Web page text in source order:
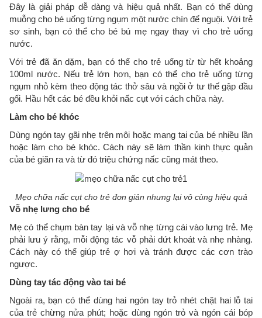
Đây là giải pháp dễ dàng và hiệu quả nhất. Bạn có thể dùng
muỗng cho bé uống từng ngụm một nước chín để nguội. Với trẻ
sơ sinh, bạn có thể cho bé bú mẹ ngay thay vì cho trẻ uống
nước.
Với trẻ đã ăn dặm, bạn có thể cho trẻ uống từ từ hết khoảng
100ml nước. Nếu trẻ lớn hơn, bạn có thể cho trẻ uống từng
ngụm nhỏ kèm theo động tác thở sâu và ngồi ở tư thế gập đầu
gối. Hầu hết các bé đều khỏi nấc cụt với cách chữa này.
Làm cho bé khóc
Dùng ngón tay gãi nhẹ trên môi hoặc mang tai của bé nhiều lần
hoặc làm cho bé khóc. Cách này sẽ làm thần kinh thực quản
của bé giãn ra và từ đó triệu chứng nấc cũng mát theo.
Mẹo chữa nấc cụt cho trẻ đơn giản nhưng lại vô cùng hiệu quả
Vỗ nhẹ lưng cho bé
Mẹ có thể chụm bàn tay lại và vỗ nhẹ từng cái vào lưng trẻ. Mẹ
phải lưu ý rằng, mỗi động tác vỗ phải dứt khoát và nhẹ nhàng.
Cách này có thể giúp trẻ ợ hơi và tránh được các cơn trào
ngược.
Dùng tay tác động vào tai bé
Ngoài ra, bạn có thể dùng hai ngón tay trỏ nhét chặt hai lỗ tai
của trẻ chừng nửa phút; hoặc dùng ngón trỏ và ngón cái bóp